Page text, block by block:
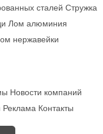
сталей Стружка
Лом алюминия
нержавейки
Новости компаний
Реклама Контакты